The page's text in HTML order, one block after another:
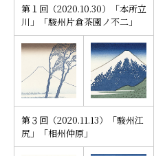
第１回（2020.10.30）「本所立
川」「駿州片倉茶園ノ不二」
第３回（2020.11.13）「駿州江
尻」「相州仲原」